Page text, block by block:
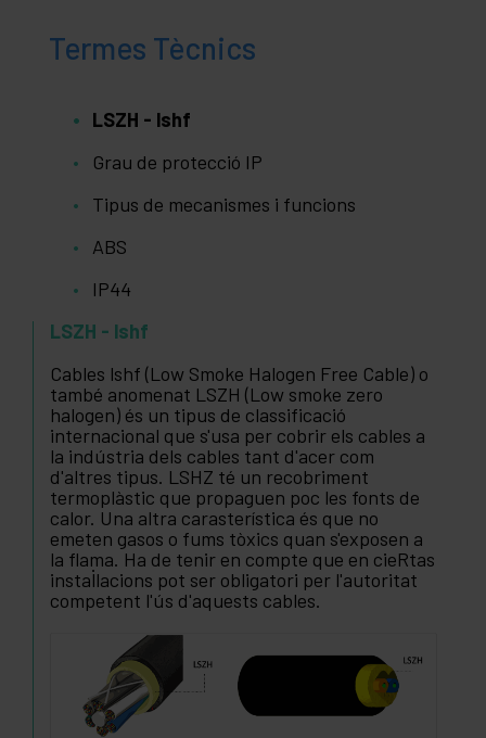
Termes Tècnics
LSZH - lshf
Grau de protecció IP
Tipus de mecanismes i funcions
ABS
IP44
LSZH - lshf
Cables lshf (Low Smoke Halogen Free Cable) o
també anomenat LSZH (Low smoke zero
halogen) és un tipus de classificació
internacional que s'usa per cobrir els cables a
la indústria dels cables tant d'acer com
d'altres tipus. LSHZ té un recobriment
termoplàstic que propaguen poc les fonts de
calor. Una altra carasterística és que no
emeten gasos o fums tòxics quan s'exposen a
la flama. Ha de tenir en compte que en cieRtas
instal·lacions pot ser obligatori per l'autoritat
competent l'ús d'aquests cables.